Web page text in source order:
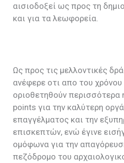
αισιοδοξεί ως προς τη
και για τα λεωφορεία.
Ως προς τις μελλοντικές
ανέφερε οτι απο του
οριοθετηθούν περισσότερα
points για την καλύτερη
επαγγέλματος και την
επισκεπτών, ενώ έγινε
ομόφωνα για την
πεζόδρομο του